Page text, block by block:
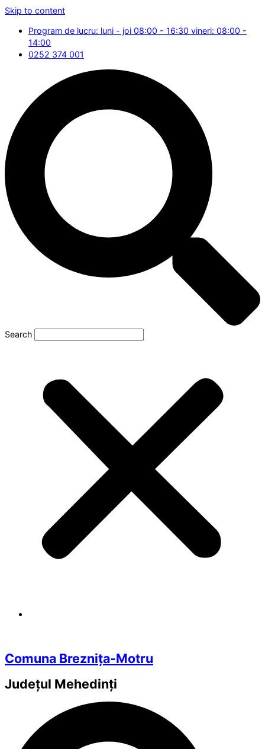
Skip to content
Program de lucru: luni - joi 08:00 - 16:30 vineri: 08:00 -
14:00
0252 374 001
Search
Comuna Breznița-Motru
Județul Mehedinți